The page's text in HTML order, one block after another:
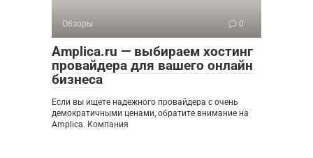
Обзоры 0
Amplica.ru — выбираем хостинг
провайдера для вашего онлайн
бизнеса
Если вы ищете надежного провайдера с очень
демократичными ценами, обратите внимание на
Amplica. Компания